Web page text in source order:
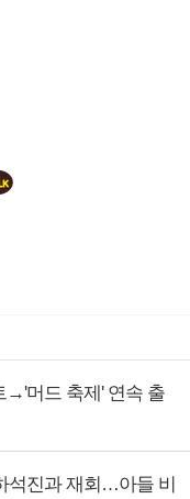
→'머드 축제' 연속 출
석진과 재회…아들 비